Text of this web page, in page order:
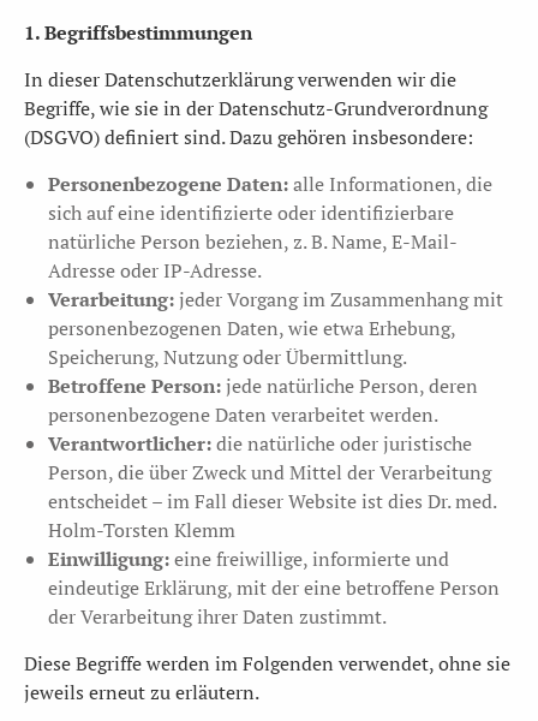
1. Begriffsbestimmungen
In dieser Datenschutzerklärung verwenden wir die
Begriffe, wie sie in der Datenschutz-Grundverordnung
(DSGVO) definiert sind. Dazu gehören insbesondere:
Personenbezogene Daten:alle Informationen, die
sich auf eine identifizierte oder identifizierbare
natürliche Person beziehen, z. B. Name, E-Mail-
Adresse oder IP-Adresse.
Verarbeitung:jeder Vorgang im Zusammenhang mit
personenbezogenen Daten, wie etwa Erhebung,
Speicherung, Nutzung oder Übermittlung.
Betroffene Person:jede natürliche Person, deren
personenbezogene Daten verarbeitet werden.
Verantwortlicher:die natürliche oder juristische
Person, die über Zweck und Mittel der Verarbeitung
entscheidet – im Fall dieser Website ist dies Dr. med.
Holm-Torsten Klemm
Einwilligung:eine freiwillige, informierte und
eindeutige Erklärung, mit der eine betroffene Person
der Verarbeitung ihrer Daten zustimmt.
Diese Begriffe werden im Folgenden verwendet, ohne sie
jeweils erneut zu erläutern.